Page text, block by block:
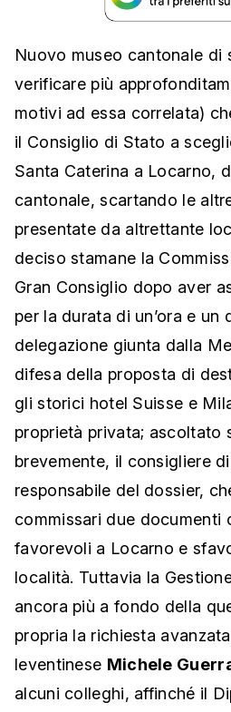
Nuovo museo cantonale di
verificare più
motivi ad essa correlata)
il Consiglio di Stato a
Santa Caterina a Locarno,
cantonale, scartando le
presentate da altrettante
deciso stamane la
Gran Consiglio dopo aver
per la durata di un’ora e un
delegazione giunta dalla
difesa della proposta di
gli storici hotel Suisse e
proprietà privata; ascoltato
brevemente, il consigliere
responsabile del dossier,
commissari due documenti
favorevoli a Locarno e
località. Tuttavia la
ancora più a fondo della
propria la richiesta
leventinese Michele
alcuni colleghi, affinché il